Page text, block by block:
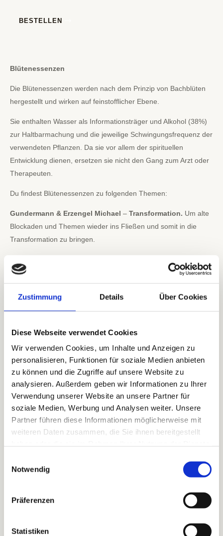
Zustimmung Details Über Cookies
Diese Webseite verwendet Cookies
Wir verwenden Cookies, um Inhalte und Anzeigen zu
personalisieren, Funktionen für soziale Medien anbieten
zu können und die Zugriffe auf unsere Website zu
analysieren. Außerdem geben wir Informationen zu Ihrer
Verwendung unserer Website an unsere Partner für
soziale Medien, Werbung und Analysen weiter. Unsere
Partner führen diese Informationen möglicherweise mit
weiteren Daten zusammen, die Sie ihnen bereitgestellt
Notwendig
Präferenzen
Statistiken
BESTELLEN
Blütenessenzen
Die Blütenessenzen werden nach dem Prinzip von Bachblüten
hergestellt und wirken auf feinstofflicher Ebene.
Sie enthalten Wasser als Informationsträger und Alkohol (38%)
zur Haltbarmachung und die jeweilige Schwingungsfrequenz der
verwendeten Pflanzen. Da sie vor allem der spirituellen
Entwicklung dienen, ersetzen sie nicht den Gang zum Arzt oder
Therapeuten.
Du findest Blütenessenzen zu folgenden Themen:
Gundermann & Erzengel Michael – Transformation. Um alte
Blockaden und Themen wieder ins Fließen und somit in die
Transformation zu bringen.
Anwurzelung mit der Erde und der Öffnung für das göttliche im
Himmel.
Seelenanteilen.
Angstlöser– Pflanzen, die das Urvertrauen stärken
Ackerwitwenblume, Goldklee, kleines Habichtskraut.
Weibliche Kraft –Pflanzen, die die Urweiblichkeit stärken:
Quendel, Braunelle, Rose, Schafgarbe, Weißer Klee, Mohn.
Braunelle – Selbstheilung.Für Selbstliebe, Selbstvertrauen
und den
In der göttlichen Präsenz im Hier und
Artemisia annua – Aufrichtigkeit.
Aufrecht und mit innerer
Christuslicht
. Das Bewusstsein für den eigenen göttlichen